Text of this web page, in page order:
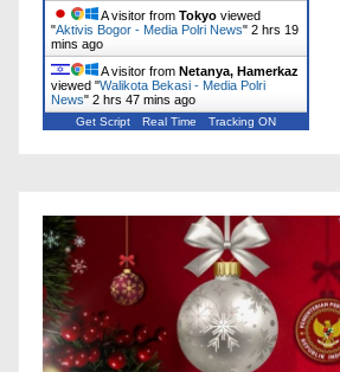
A visitor from Tokyo viewed
"Aktivis Bogor - Media Polri News" 2 hrs 19
mins ago
A visitor from Netanya, Hamerkaz
viewed "Walikota Bekasi - Media Polri
News" 2 hrs 47 mins ago
Get Script Real Time Tracking ON